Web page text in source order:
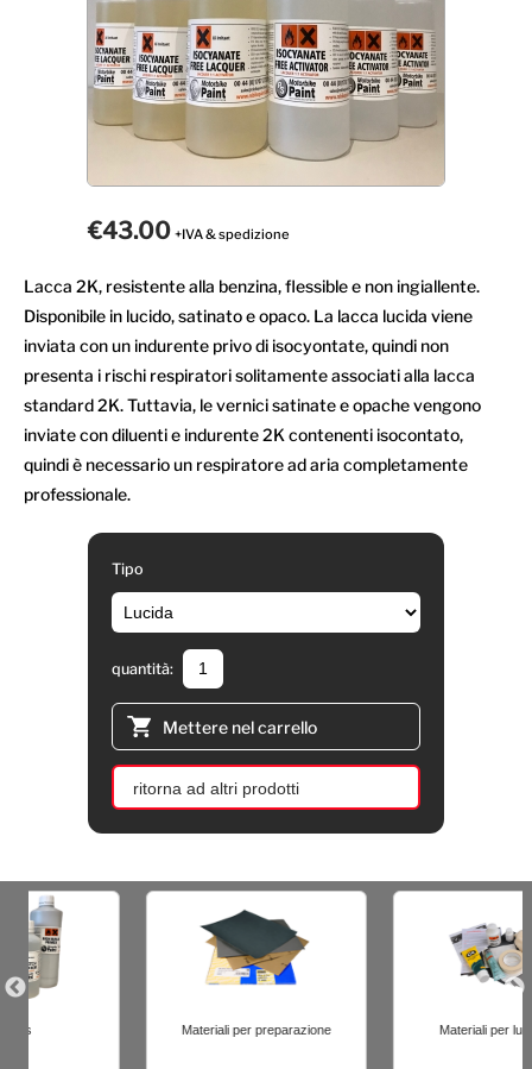
€43.00 +IVA & spedizione
Lacca 2K, resistente alla benzina, flessible e non ingiallente.
Disponibile in lucido, satinato e opaco. La lacca lucida viene
inviata con un indurente privo di isocyontate, quindi non
presenta i rischi respiratori solitamente associati alla lacca
standard 2K. Tuttavia, le vernici satinate e opache vengono
inviate con diluenti e indurente 2K contenenti isocontato,
quindi è necessario un respiratore ad aria completamente
professionale.
Tipo
quantità:
Mettere nel carrello
ritorna ad altri prodotti
Materiali per preparazione Materiali per lucidatura